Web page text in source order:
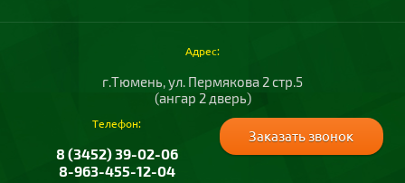
Адрес:
г.Тюмень, ул. Пермякова 2 стр.5
(ангар 2 дверь)
Телефон:
8 (3452) 39-02-06
8-963-455-12-04
Заказать звонок